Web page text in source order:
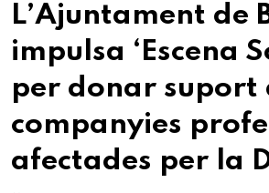
L’Ajuntament de
impulsa ‘Escena
per donar suport
companyies
afectades per la